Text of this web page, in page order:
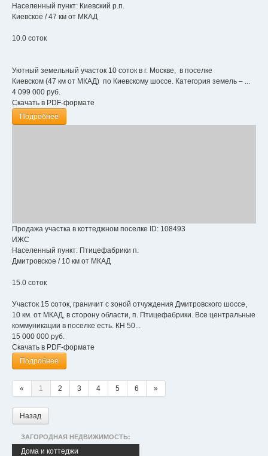
Населенный пункт: Киевский р.п.
Киевское /47 км от МКАД
10.0 соток
Уютный земельный участок 10 соток в г. Москве, в поселке
Киевском (47 км от МКАД) по Киевскому шоссе. Категория земель – ...
4 099 000 руб.
Скачать в PDF-формате
Подробнее
Продажа участка в коттеджном поселке ID: 108493
ИЖС
Населенный пункт: Птицефабрики п.
Дмитровское / 10 км от МКАД
15.0 соток
Участок 15 соток, граничит с зоной отчуждения Дмитровского шоссе,
10 км. от МКАД, в сторону области, п. Птицефабрики. Все центральные
коммуникации в поселке есть. КН 50...
15 000 000 руб.
Скачать в PDF-формате
Подробнее
« 1 2 3 4 5 6 »
Назад
ЗАГОРОДНАЯ НЕДВИЖИМОСТЬ:
Дома и коттеджи